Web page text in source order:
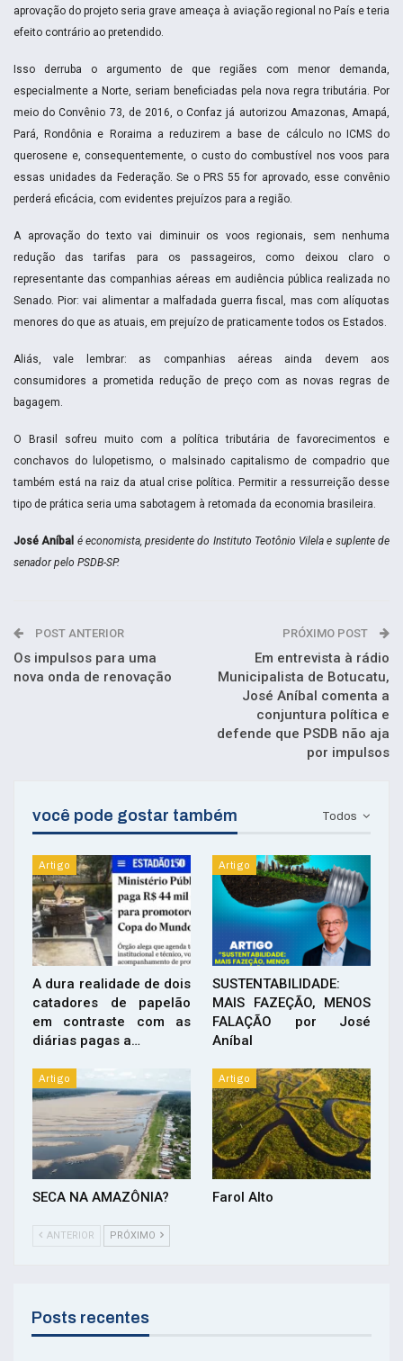
aprovação do projeto seria grave ameaça à aviação regional no País e teria
efeito contrário ao pretendido.
Isso derruba o argumento de que regiães com menor demanda,
especialmente a Norte, seriam beneficiadas pela nova regra tributária. Por
meio do Convênio 73, de 2016, o Confaz já autorizou Amazonas, Amapá,
Pará, Rondônia e Roraima a reduzirem a base de cálculo no ICMS do
querosene e, consequentemente, o custo do combustível nos voos para
essas unidades da Federação. Se o PRS 55 for aprovado, esse convênio
perderá eficácia, com evidentes prejuízos para a região.
A aprovação do texto vai diminuir os voos regionais, sem nenhuma
redução das tarifas para os passageiros, como deixou claro o
representante das companhias aéreas em audiência pública realizada no
Senado. Pior: vai alimentar a malfadada guerra fiscal, mas com alíquotas
menores do que as atuais, em prejuízo de praticamente todos os Estados.
Aliás, vale lembrar: as companhias aéreas ainda devem aos
consumidores a prometida redução de preço com as novas regras de
bagagem.
O Brasil sofreu muito com a política tributária de favorecimentos e
conchavos do lulopetismo, o malsinado capitalismo de compadrio que
também está na raiz da atual crise política. Permitir a ressurreição desse
tipo de prática seria uma sabotagem à retomada da economia brasileira.
José Aníbal é economista, presidente do Instituto Teotônio Vilela e suplente de
senador pelo PSDB-SP.
POST ANTERIOR
Os impulsos para uma
nova onda de renovação
PRÓXIMO POST
Em entrevista à rádio
Municipalista de Botucatu,
José Aníbal comenta a
conjuntura política e
defende que PSDB não aja
por impulsos
Todos
você pode gostar também
Artigo
A dura realidade de dois
catadores de papelão
em contraste com as
diárias pagas a…
Artigo
SUSTENTABILIDADE:
MAIS FAZEÇÃO, MENOS
FALAÇÃO por José
Aníbal
Artigo
SECA NA AMAZÔNIA?
Artigo
Farol Alto
ANTERIOR PRÓXIMO
Posts recentes